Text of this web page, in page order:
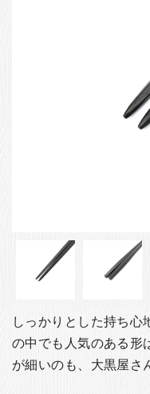
しっかりとした持ち心
の中でも人気のある形
が細いのも、大黒屋さ